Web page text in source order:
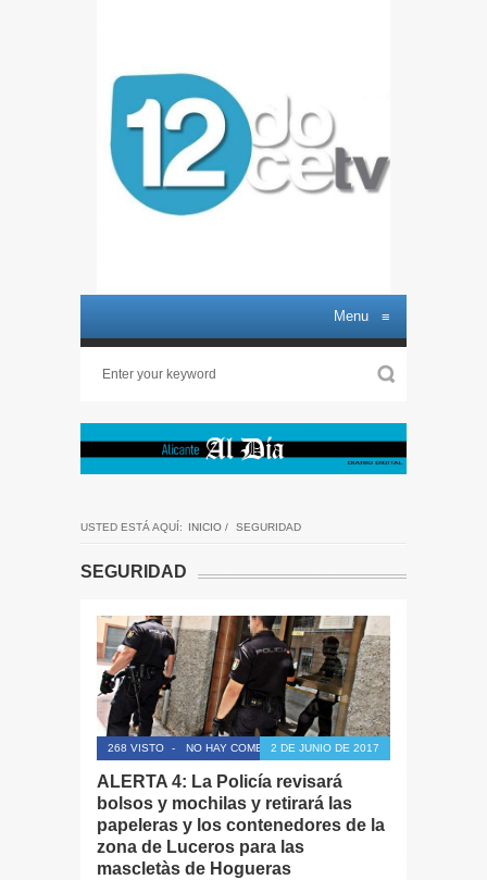
Menu ≡
USTED ESTÁ AQUÍ: INICIO / SEGURIDAD
SEGURIDAD
268 VISTO - NO HAY COMENTARIOS2 DE JUNIO DE 2017
ALERTA 4: La Policía revisará
bolsos y mochilas y retirará las
papeleras y los contenedores de la
zona de Luceros para las
mascletàs de Hogueras